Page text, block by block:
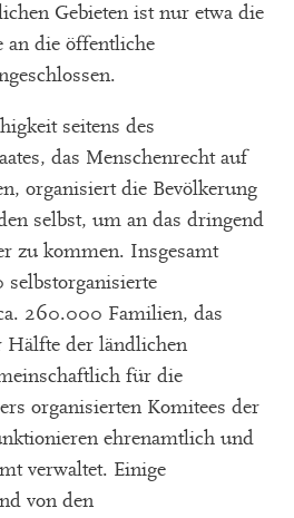
Gebieten ist nur etwa die
an die öffentliche
seitens des
das Menschenrecht auf
organisiert die Bevölkerung
selbst, um an das dringend
zu kommen. Insgesamt
260.000 Familien, das
Hälfte der ländlichen
für die
organisierten Komitees der
ehrenamtlich und
verwaltet. Einige
von den